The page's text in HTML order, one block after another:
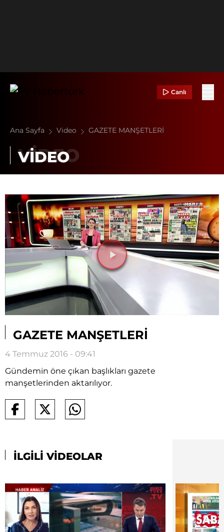
Canlı
Ana Sayfa Video GAZETE MANŞETLERİ
VİDEO
Videoyu
Oynat
GAZETE MANŞETLERİ
4 Temmuz 2016 - 09:41
Gündemin öne çıkan başlıkları gazete
manşetlerinden aktarılıyor.
İLGİLİ VİDEOLAR